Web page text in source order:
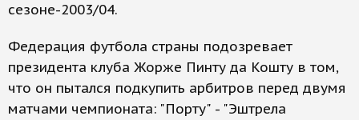
сезоне-2003/04.
Федерация футбола страны подозревает
президента клуба Жорже Пинту да Кошту в том,
что он пытался подкупить арбитров перед двумя
матчами чемпионата: "Порту" - "Эштрела